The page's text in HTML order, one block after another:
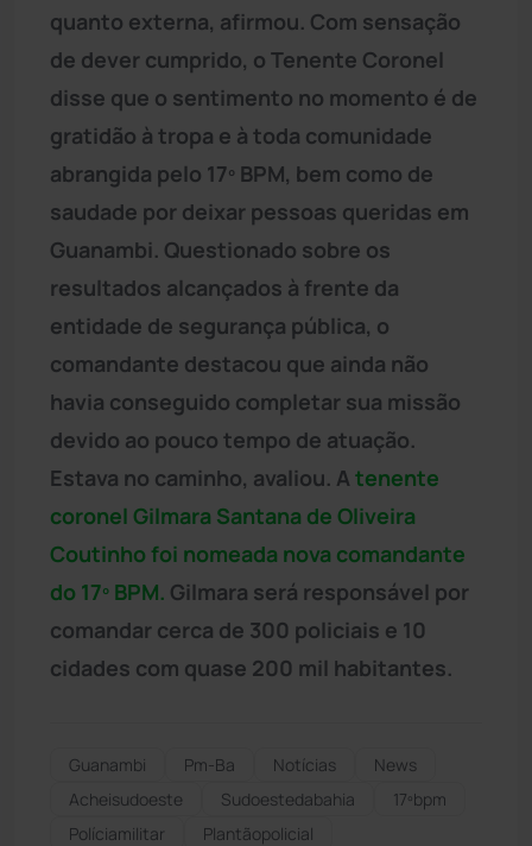
quanto externa, afirmou. Com sensação
de dever cumprido, o Tenente Coronel
disse que o sentimento no momento é de
gratidão à tropa e à toda comunidade
abrangida pelo 17º BPM, bem como de
saudade por deixar pessoas queridas em
Guanambi. Questionado sobre os
resultados alcançados à frente da
entidade de segurança pública, o
comandante destacou que ainda não
havia conseguido completar sua missão
devido ao pouco tempo de atuação.
Estava no caminho, avaliou. A tenente
coronel Gilmara Santana de Oliveira
Coutinho foi nomeada nova comandante
do 17º BPM. Gilmara será responsável por
comandar cerca de 300 policiais e 10
cidades com quase 200 mil habitantes.
Guanambi Pm-Ba Notícias
News
Acheisudoeste
Sudoestedabahia
17ºbpm
Políciamilitar
Plantãopolicial